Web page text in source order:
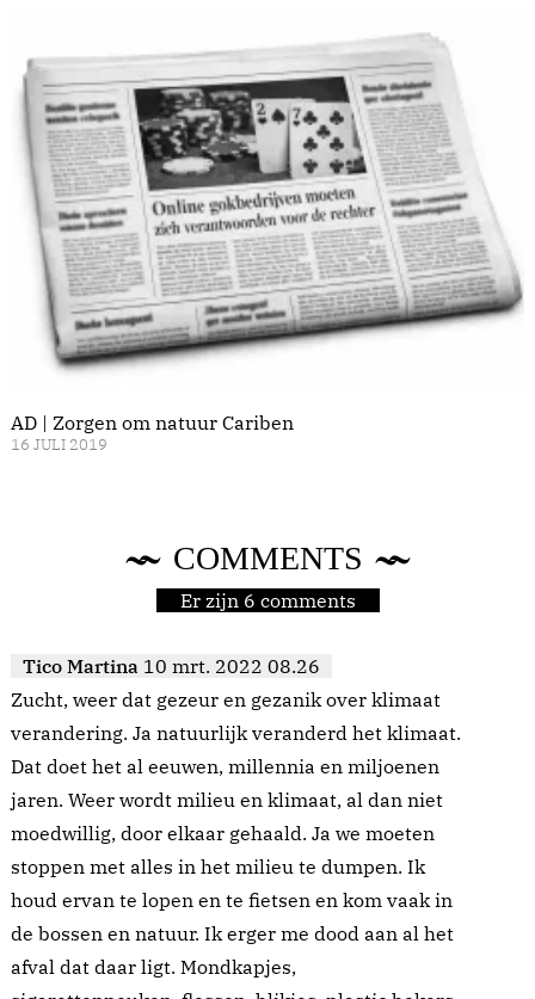
AD | Zorgen om natuur Cariben
16 JULI 2019
COMMENTS
Er zijn 6 comments
Tico Martina 10 mrt. 2022 08.26
Zucht, weer dat gezeur en gezanik over klimaat
verandering. Ja natuurlijk veranderd het klimaat.
Dat doet het al eeuwen, millennia en miljoenen
jaren. Weer wordt milieu en klimaat, al dan niet
moedwillig, door elkaar gehaald. Ja we moeten
stoppen met alles in het milieu te dumpen. Ik
houd ervan te lopen en te fietsen en kom vaak in
de bossen en natuur. Ik erger me dood aan al het
afval dat daar ligt. Mondkapjes,